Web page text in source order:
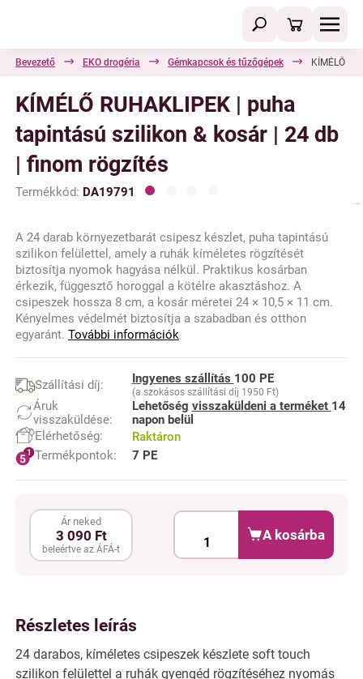
Bevezető EKO drogéria Gémkapcsok és tűzőgépek KÍMÉLŐ
KÍMÉLŐ RUHAKLIPEK | puha
tapintású szilikon & kosár | 24 db
| finom rögzítés
Termékkód: DA19791
A 24 darab környezetbarát csipesz készlet, puha tapintású
szilikon felülettel, amely a ruhák kíméletes rögzítését
biztosítja nyomok hagyása nélkül. Praktikus kosárban
érkezik, függesztő horoggal a kötélre akasztáshoz. A
csipeszek hossza 8 cm, a kosár méretei 24 × 10,5 × 11 cm.
Kényelmes védelmét biztosítja a szabadban és otthon
egyaránt. További információk
Szállítási díj: Ingyenes szállítás 100 PE
(a szokásos szállítási díj 1950 Ft)
Áruk
visszaküldése:
Lehetőség visszaküldeni a terméket 14
napon belül
Elérhetőség:
Raktáron
Termékpontok:
7 PE
Ár neked
3 090 Ft
beleértve az ÁFÁ-t
A kosárba
Részletes leírás
24 darabos, kíméletes csipeszek készlete soft touch
szilikon felülettel a ruhák gyengéd rögzítéséhez nyomás